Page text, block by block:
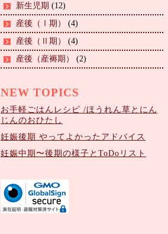
新生児期 (12)
産後（Ⅰ期）
(4)
産後（Ⅱ期）
(4)
産後（産褥期）
(2)
NEW TOPICS
お手軽ごはんレシピ /ほうれん草とにん
じんのおひたし
妊娠後期 やってよかったアドバイス
妊娠中期〜後期の様子とToDoリスト